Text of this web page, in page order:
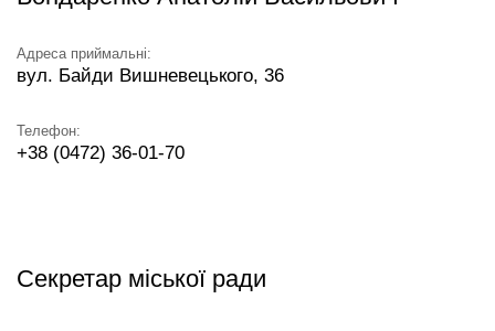
Адреса приймальні:
вул. Байди Вишневецького, 36
Телефон:
+38 (0472) 36-01-70
Секретар міської ради